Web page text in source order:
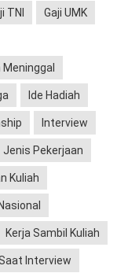
TNI Gaji UMK
Meninggal
Ide Hadiah
Interview
Jenis Pekerjaan
Kuliah
Kerja Sambil Kuliah
Interview